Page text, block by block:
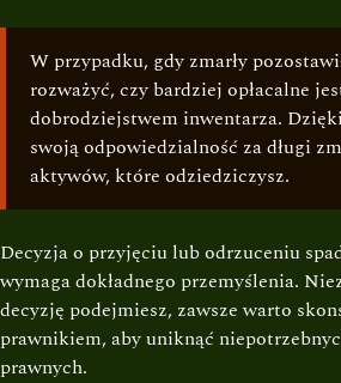
W przypadku, gdy zmarły
rozważyć, czy bardziej opłacalne
dobrodziejstwem inwentarza.
swoją odpowiedzialność za długi
aktywów, które odziedziczysz.
Decyzja o przyjęciu lub odrzuceniu
wymaga dokładnego przemyślenia.
decyzję podejmiesz, zawsze warto
prawnikiem, aby uniknąć
prawnych.